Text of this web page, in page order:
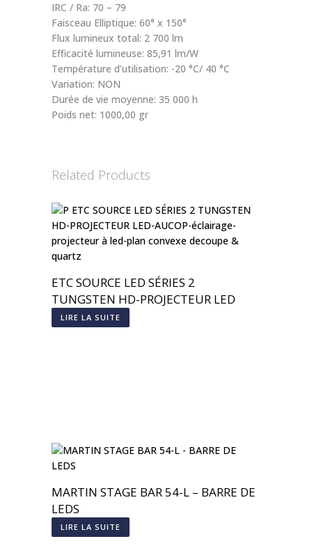
IRC / Ra: 70 – 79
Faisceau Elliptique: 60° x 150°
Flux lumineux total: 2 700 lm
Efficacité lumineuse: 85,91 lm/W
Température d’utilisation: -20 °C/ 40 °C
Variation: NON
Durée de vie moyenne: 35 000 h
Poids net: 1000,00 gr
Related Products
ETC SOURCE LED SÉRIES 2
TUNGSTEN HD-PROJECTEUR LED
LIRE LA SUITE
MARTIN STAGE BAR 54-L – BARRE DE
LEDS
LIRE LA SUITE